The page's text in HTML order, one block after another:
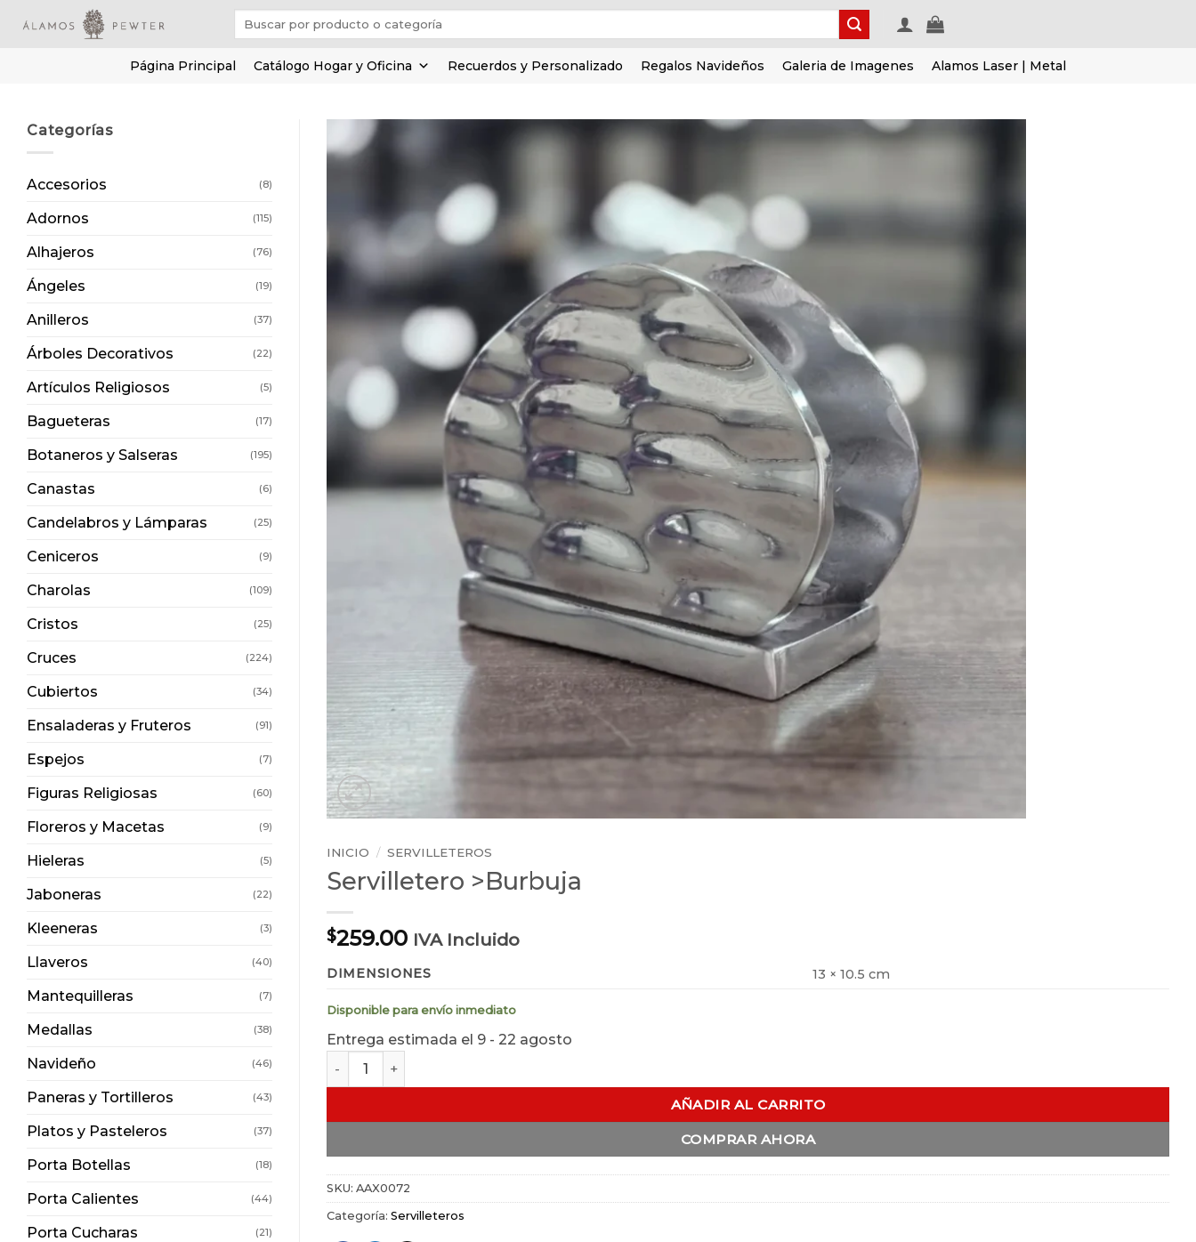
Página Principal Catálogo Hogar y Oficina Recuerdos y Personalizado Regalos Navideños Galeria de Imagenes Alamos Laser | Metal
Categorías
Accesorios (8)
Adornos (115)
Alhajeros (76)
Ángeles (19)
Anilleros (37)
Árboles Decorativos (22)
Artículos Religiosos (5)
Bagueteras (17)
Botaneros y Salseras (195)
Canastas (6)
Candelabros y Lámparas (25)
Ceniceros (9)
Charolas (109)
Cristos (25)
Cruces (224)
Cubiertos (34)
Ensaladeras y Fruteros (91)
Espejos (7)
Figuras Religiosas (60)
Floreros y Macetas (9)
Hieleras (5)
Jaboneras (22)
Kleeneras (3)
Llaveros (40)
Mantequilleras (7)
Medallas (38)
Navideño (46)
Paneras y Tortilleros (43)
Platos y Pasteleros (37)
Porta Botellas (18)
Porta Calientes (44)
Porta Cucharas (21)
INICIO / SERVILLETEROS
Servilletero >Burbuja
$259.00 IVA Incluido
DIMENSIONES 13 × 10.5 cm
Disponible para envío inmediato
Entrega estimada el 9 - 22 agosto
Servilletero >Burbuja cantidad
AÑADIR AL CARRITO
COMPRAR AHORA
SKU: AAX0072
Categoría: Servilleteros